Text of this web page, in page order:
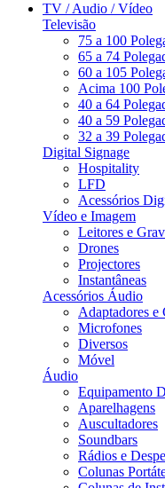
TV / Audio / Vídeo
Televisão
75 a 100
65 a 74
60 a 105
Acima 100
40 a 64
40 a 59
32 a 39
Digital Signage
Hospitality
LFD
Acessórios
Vídeo e Imagem
Leitores e
Drones
Projectores
Instantâneas
Acessórios Áudio
Adaptadores e
Microfones
Diversos
Móvel
Áudio
Equipamento
Aparelhagens
Auscultadores
Soundbars
Rádios e
Colunas